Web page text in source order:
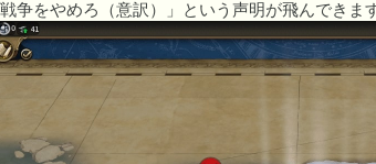
争をやめろ（意訳）」という声明が飛んでき